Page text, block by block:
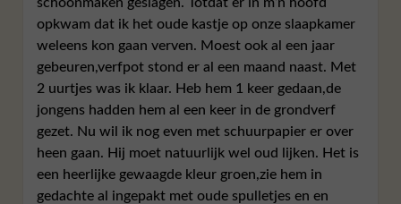
opkwam dat ik het oude kastje op onze slaapkamer
weleens kon gaan verven. Moest ook al een jaar
gebeuren,verfpot stond er al een maand naast. Met
2 uurtjes was ik klaar. Heb hem 1 keer gedaan,de
jongens hadden hem al een keer in de grondverf
gezet. Nu wil ik nog even met schuurpapier er over
heen gaan. Hij moet natuurlijk wel oud lijken. Het is
een heerlijke gewaagde kleur groen,zie hem in
gedachte al ingepakt met oude spulletjes en en